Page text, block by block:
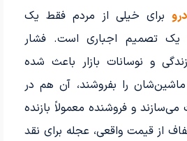
برای خیلی از مردم فقط یک
یک تصمیم اجباری است. فشار
و نوسانات بازار باعث شده
را بفروشند، آن هم در
می‌سازند و فروشنده معمولاً بازنده
از قیمت واقعی، عجله برای نقد